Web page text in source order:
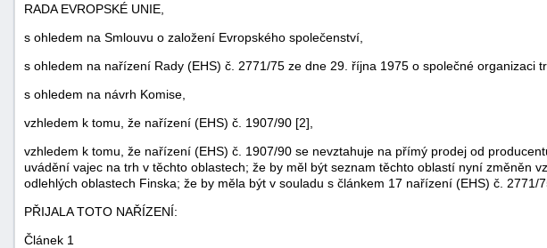
RADA EVROPSKÉ UNIE,
s ohledem na Smlouvu o založení Evropského společenství,
s ohledem na nařízení Rady (EHS) č. 2771/75 ze dne 29. října 1975 o společné organizaci
s ohledem na návrh Komise,
vzhledem k tomu, že nařízení (EHS) č. 1907/90 [2],
vzhledem k tomu, že nařízení (EHS) č. 1907/90 se nevztahuje na přímý prodej od
uvádění vajec na trh v těchto oblastech; že by měl být seznam těchto oblastí nyní
odlehlých oblastech Finska; že by měla být v souladu s článkem 17 nařízení (EHS) č.
PŘIJALA TOTO NAŘÍZENÍ:
Článek 1